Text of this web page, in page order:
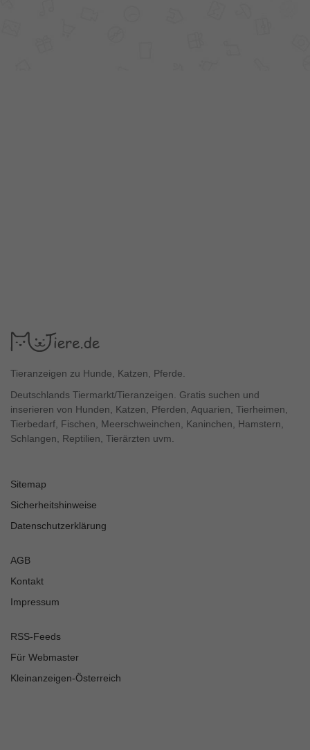
Tieranzeigen zu Hunde, Katzen, Pferde.
Deutschlands Tiermarkt/Tieranzeigen. Gratis suchen und
inserieren von Hunden, Katzen, Pferden, Aquarien, Tierheimen,
Tierbedarf, Fischen, Meerschweinchen, Kaninchen, Hamstern,
Schlangen, Reptilien, Tierärzten uvm.
Sitemap
Sicherheitshinweise
Datenschutzerklärung
AGB
Kontakt
Impressum
RSS-Feeds
Für Webmaster
Kleinanzeigen-Österreich